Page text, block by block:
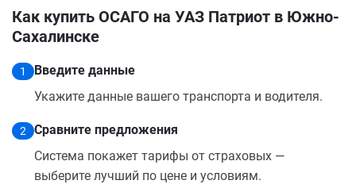
Как купить ОСАГО на УАЗ Патриот в Южно-
Сахалинске
1
Введите данные
Укажите данные вашего транспорта и водителя.
2
Сравните предложения
Система покажет тарифы от страховых —
выберите лучший по цене и условиям.